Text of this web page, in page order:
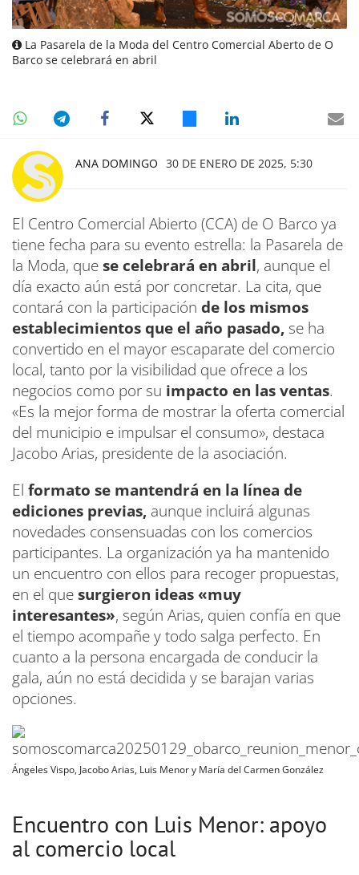
La Pasarela de la Moda del Centro Comercial Aberto de O
Barco se celebrará en abril
ANA DOMINGO 30 DE ENERO DE 2025, 5:30
El Centro Comercial Abierto (CCA) de O Barco ya
tiene fecha para su evento estrella: la Pasarela de
la Moda, quese celebrará en abril, aunque el
día exacto aún está por concretar. La cita, que
contará con la participación de los mismos
establecimientos que el año pasado, se ha
convertido en el mayor escaparate del comercio
local, tanto por la visibilidad que ofrece a los
negocios como por su impacto en las ventas.
«Es la mejor forma de mostrar la oferta comercial
del municipio e impulsar el consumo», destaca
Jacobo Arias, presidente de la asociación.
El formato se mantendrá en la línea de
ediciones previas, aunque incluirá algunas
novedades consensuadas con los comercios
participantes. La organización ya ha mantenido
un encuentro con ellos para recoger propuestas,
en el quesurgieron ideas «muy
interesantes», según Arias, quien confía en que
el tiempo acompañe y todo salga perfecto. En
cuanto a la persona encargada de conducir la
gala, aún no está decidida y se barajan varias
opciones.
Ángeles Vispo, Jacobo Arias, Luis Menor y María del Carmen González
Encuentro con Luis Menor: apoyo
al comercio local